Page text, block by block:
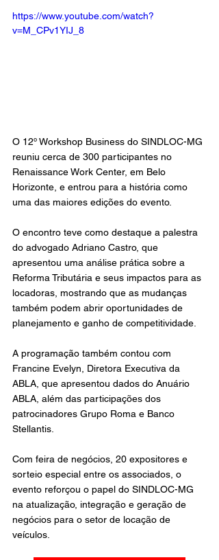
https://www.youtube.com/watch?
v=M_CPv1YIJ_8
O 12º Workshop Business do SINDLOC-MG
reuniu cerca de 300 participantes no
Renaissance Work Center, em Belo
Horizonte, e entrou para a história como
uma das maiores edições do evento.
O encontro teve como destaque a palestra
do advogado Adriano Castro, que
apresentou uma análise prática sobre a
Reforma Tributária e seus impactos para as
locadoras, mostrando que as mudanças
também podem abrir oportunidades de
planejamento e ganho de competitividade.
A programação também contou com
Francine Evelyn, Diretora Executiva da
ABLA, que apresentou dados do Anuário
ABLA, além das participações dos
patrocinadores Grupo Roma e Banco
Stellantis.
Com feira de negócios, 20 expositores e
sorteio especial entre os associados, o
evento reforçou o papel do SINDLOC-MG
na atualização, integração e geração de
negócios para o setor de locação de
veículos.